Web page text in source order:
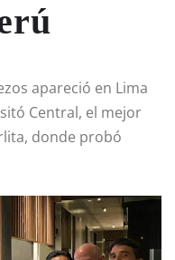
apareció en Lima
Central, el mejor
donde probó